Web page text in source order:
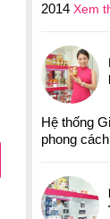
2014 Xem
Hệ thống
phong